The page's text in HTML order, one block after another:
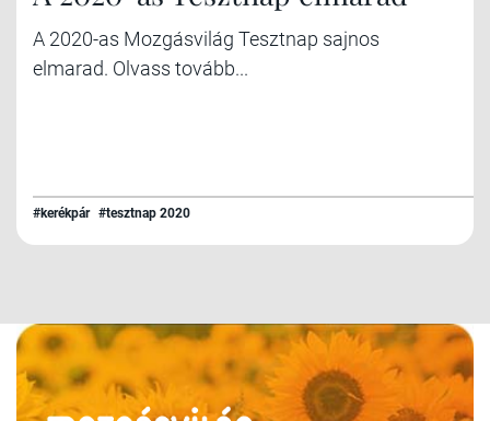
A 2020-as Mozgásvilág Tesztnap sajnos
elmarad. Olvass tovább...
#kerékpár #tesztnap 2020